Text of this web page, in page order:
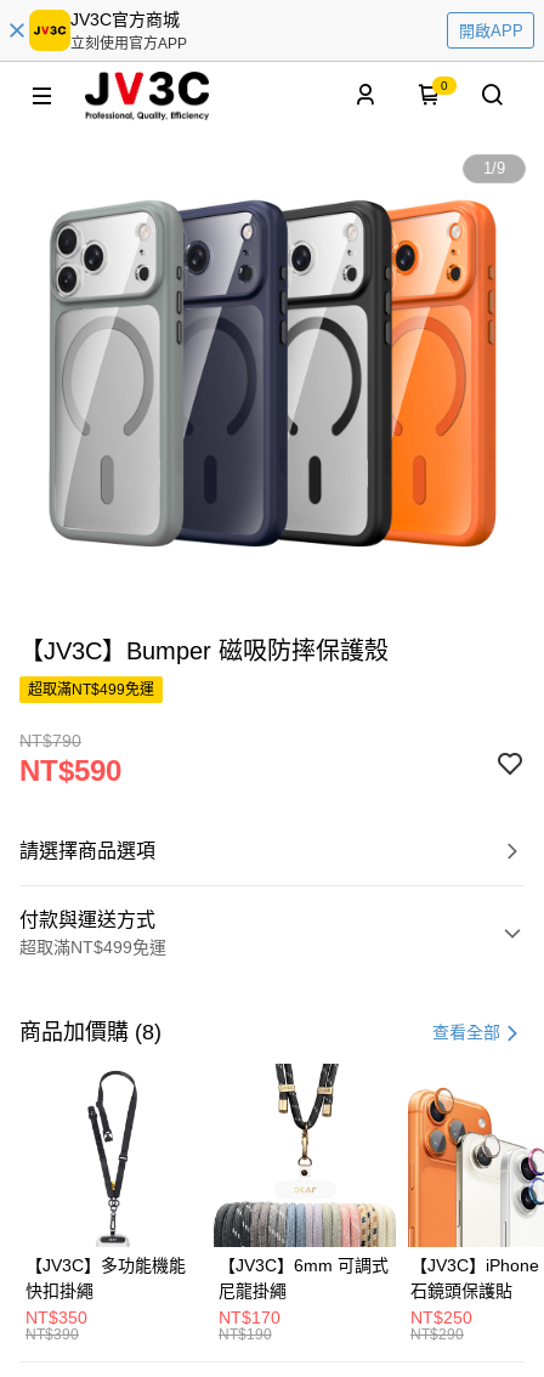
JV3C官方商城
立刻使用官方APP
開啟APP
0
1/9
【JV3C】Bumper 磁吸防摔保護殼
超取滿NT$499免運
NT$790
NT$590
請選擇商品選項
付款與運送方式
超取滿NT$499免運
信用卡一次付款
超商取貨付款
LINE Pay
AFTEE先享後付
相關說明
【關於「AFTEE先享後付」】
AFTEE先享後付是「在收到商品之後才付款」的支付方式。 讓您購物簡單
ATM付款
商品加價購 (8) 查看全部
【JV3C】多功能機能
快扣掛繩
NT$350
NT$390
【JV3C】6mm 可調式
尼龍掛繩
NT$170
NT$190
【JV3C】
石鏡頭保護貼
NT$250
NT$290